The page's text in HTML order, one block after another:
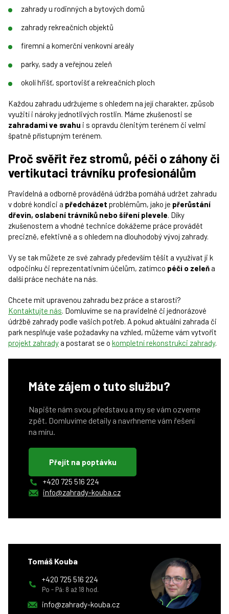
zahrady u rodinných a bytových domů
zahrady rekreačních objektů
firemní a komerční venkovní areály
parky, sady a veřejnou zeleň
okolí hřišť, sportovišť a rekreačních ploch
Každou zahradu udržujeme s ohledem na její charakter, způsob
využití i nároky jednotlivých rostlin. Máme zkušenosti se
zahradami ve svahu i s opravdu členitým terénem či velmi
špatně přístupným terénem.
Proč svěřit řez stromů, péči o záhony či
vertikutaci trávníku profesionálům
Pravidelná a odborně prováděná údržba pomáhá udržet zahradu
v dobré kondici a předcházet problémům, jako je přerůstání
dřevin, oslabení trávníků nebo šíření plevele. Díky
zkušenostem a vhodné technice dokážeme práce provádět
precizně, efektivně a s ohledem na dlouhodobý vývoj zahrady.
Vy se tak můžete ze své zahrady především těšit a využívat ji k
odpočinku či reprezentativním účelům, zatímco péči o zeleň a
další práce necháte na nás.
Chcete mít upravenou zahradu bez práce a starostí?
Kontaktujte nás. Domluvíme se na pravidelné či jednorázové
údržbě zahrady podle vašich potřeb. A pokud aktuální zahrada či
park nesplňuje vaše požadavky na vzhled, můžeme vám vytvořit
projekt zahrady a postarat se o kompletní rekonstrukci zahrady.
Máte zájem o tuto službu?
Napište nám svou představu a my se vám ozveme
zpět. Domluvíme detaily a navrhneme vám řešení
na míru.
Přejít na poptávku
+420 725 516 224
info@zahrady-kouba.cz
Tomáš Kouba
+420 725 516 224
Po - Pá: 8 až 18 hod.
info@zahrady-kouba.cz